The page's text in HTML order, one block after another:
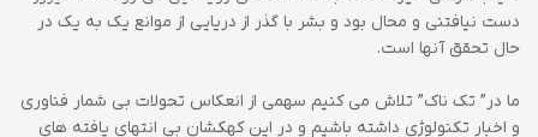
دست نیافتنی و محال بود و بشر با گذر از دریایی از موانع یک به یک در
حال تحقق آنها است.
ما در” تک ناک” تلاش می کنیم سهمی از انعکاس تحولات بی شمار فناوری
و اخبار تکنولوژی داشته باشیم و در این کهکشان بی انتهای یافته های